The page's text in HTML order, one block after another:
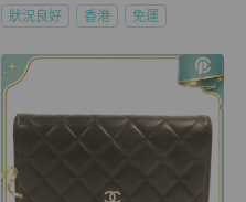
狀況良好 香港 免運